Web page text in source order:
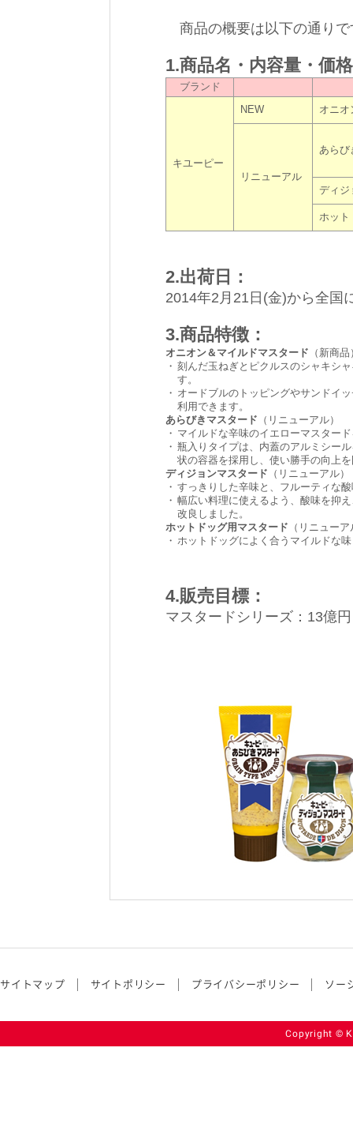
商品の概要は以下の通りで
1.商品名・内容量・価
ブランド
キユーピー
NEW オニオ
リニューアル
あらび
ディジ
ホット
2.出荷日：
2014年2月21日(金)から全国
3.商品特徴：
オニオン＆マイルドマスタード （新商品
・ 刻んだ玉ねぎとピクルスのシャキシ
す。
・ オードブルのトッピングやサンドイ
利用できます。
あらびきマスタード （リニューアル）
・ マイルドな辛味のイエローマスター
・ 瓶入りタイプは、内蓋のアルミシー
状の容器を採用し、使い勝手の向上
ディジョンマスタード （リニューアル）
・ すっきりした辛味と、フルーティな
・ 幅広い料理に使えるよう、酸味を抑
改良しました。
ホットドッグ用マスタード （リニュー
・ ホットドッグによく合うマイルドな
4.販売目標：
マスタードシリーズ：13億
サイトマップ サイトポリシー プライバシーポリシー ソー
Copyright ©